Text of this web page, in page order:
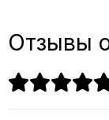
Отзывы